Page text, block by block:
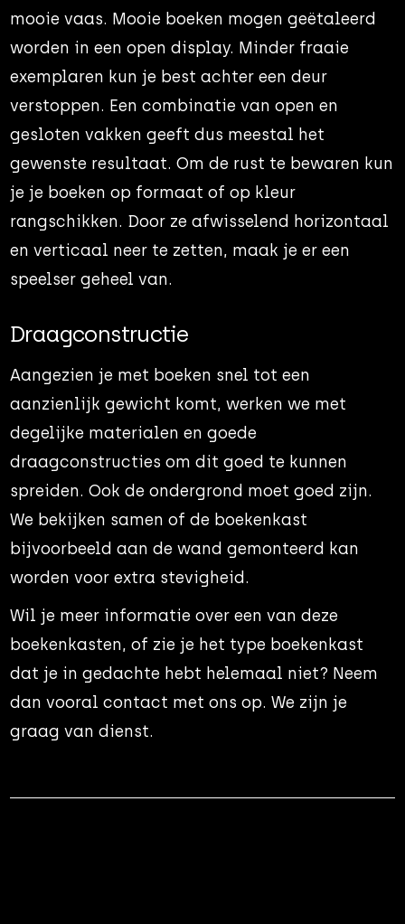
mooie vaas. Mooie boeken mogen geëtaleerd
worden in een open display. Minder fraaie
exemplaren kun je best achter een deur
verstoppen. Een combinatie van open en
gesloten vakken geeft dus meestal het
gewenste resultaat. Om de rust te bewaren kun
je je boeken op formaat of op kleur
rangschikken. Door ze afwisselend horizontaal
en verticaal neer te zetten, maak je er een
speelser geheel van.
Draagconstructie
Aangezien je met boeken snel tot een
aanzienlijk gewicht komt, werken we met
degelijke materialen en goede
draagconstructies om dit goed te kunnen
spreiden. Ook de ondergrond moet goed zijn.
We bekijken samen of de boekenkast
bijvoorbeeld aan de wand gemonteerd kan
worden voor extra stevigheid.
Wil je meer informatie over een van deze
boekenkasten, of zie je het type boekenkast
dat je in gedachte hebt helemaal niet? Neem
dan vooral contact met ons op. We zijn je
graag van dienst.